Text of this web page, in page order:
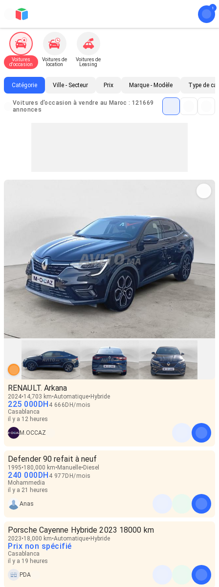
Voitures
d'occasion
Voitures de
location
Voitures de
Leasing
Catégorie Ville - Secteur Prix Marque - Modèle Type de
Voitures d'occasion à vendre au Maroc : 121669
annonces
RENAULT. Arkana
2024 14,703 km Automatique Hybride
225 000DH 4 666 DH/mois
Casablanca
il y a 12 heures
M.OCCAZ
Defender 90 refait à neuf
1995 180,000 km Manuelle Diesel
240 000DH 4 977 DH/mois
Mohammedia
il y a 21 heures
Anas
Porsche Cayenne Hybride 2023 18000 km
2023 18,000 km Automatique Hybride
Prix non spécifié
Casablanca
il y a 19 heures
PDA